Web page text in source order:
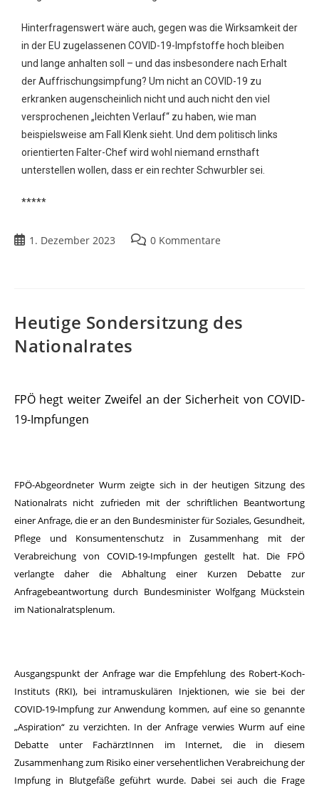
Hinterfragenswert wäre auch, gegen was die Wirksamkeit der
in der EU zugelassenen COVID-19-Impfstoffe hoch bleiben
und lange anhalten soll – und das insbesondere nach Erhalt
der Auffrischungsimpfung? Um nicht an COVID-19 zu
erkranken augenscheinlich nicht und auch nicht den viel
versprochenen „leichten Verlauf“ zu haben, wie man
beispielsweise am Fall Klenk sieht. Und dem politisch links
orientierten Falter-Chef wird wohl niemand ernsthaft
unterstellen wollen, dass er ein rechter Schwurbler sei.
*****
1. Dezember 2023 0 Kommentare
Heutige Sondersitzung des
Nationalrates
FPÖ hegt weiter Zweifel an der Sicherheit von COVID-
19-Impfungen
FPÖ-Abgeordneter Wurm zeigte sich in der heutigen Sitzung des
Nationalrats nicht zufrieden mit der schriftlichen Beantwortung
einer Anfrage, die er an den Bundesminister für Soziales, Gesundheit,
Pflege und Konsumentenschutz in Zusammenhang mit der
Verabreichung von COVID-19-Impfungen gestellt hat. Die FPÖ
verlangte daher die Abhaltung einer Kurzen Debatte zur
Anfragebeantwortung durch Bundesminister Wolfgang Mückstein
im Nationalratsplenum.
Ausgangspunkt der Anfrage war die Empfehlung des Robert-Koch-
Instituts (RKI), bei intramuskulären Injektionen, wie sie bei der
COVID-19-Impfung zur Anwendung kommen, auf eine so genannte
„Aspiration“ zu verzichten. In der Anfrage verwies Wurm auf eine
Debatte unter FachärztInnen im Internet, die in diesem
Zusammenhang zum Risiko einer versehentlichen Verabreichung der
Impfung in Blutgefäße geführt wurde. Dabei sei auch die Frage